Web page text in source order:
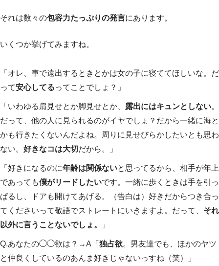
それは数々の包容力たっぷりの発言にあります。
いくつか挙げてみますね。
「オレ、車で遠出するときとかは女の子に寝ててほしいな。だ
って安心してるってことでしょ？」
「いわゆる肩見せとか脚見せとか、 露出にはキュンとしない。
だって、他の人に見られるのがイヤでしょ？だから一緒に海と
かも行きたくないんだよね。周りに見せびらかしたいとも思わ
ない。 好きなコは大切 だから。」
「好きになるのに年齢は関係ないと思ってるから、相手が年上
であっても僕がリードしたいです。一緒に歩くときは手を引っ
ぱるし、ドアも開けてあげる。（告白は）好きだからつき合っ
てくださいって敬語でストレートにいきますよ。だって、 それ
以外に言うことないでしょ。
」
Q.あなたの◯◯欲は？→A「 独占欲。男友達でも、ほかのヤツ
と仲良くしているのあんま好きじゃないっすね（笑）」